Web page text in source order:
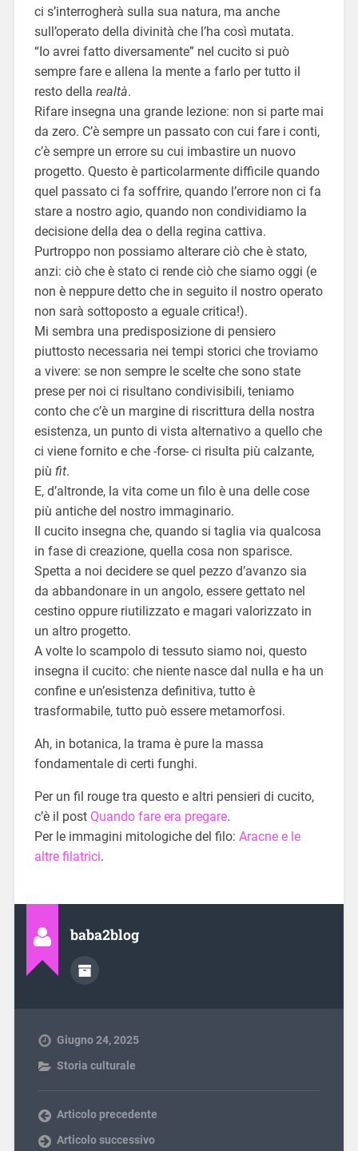
ci s’interrogherà sulla sua natura, ma anche
sull’operato della divinità che l’ha così mutata.
“Io avrei fatto diversamente” nel cucito si può
sempre fare e allena la mente a farlo per tutto il
resto della realtà.
Rifare insegna una grande lezione: non si parte mai
da zero. C’è sempre un passato con cui fare i conti,
c’è sempre un errore su cui imbastire un nuovo
progetto. Questo è particolarmente difficile quando
quel passato ci fa soffrire, quando l’errore non ci fa
stare a nostro agio, quando non condividiamo la
decisione della dea o della regina cattiva.
Purtroppo non possiamo alterare ciò che è stato,
anzi: ciò che è stato ci rende ciò che siamo oggi (e
non è neppure detto che in seguito il nostro operato
non sarà sottoposto a eguale critica!).
Mi sembra una predisposizione di pensiero
piuttosto necessaria nei tempi storici che troviamo
a vivere: se non sempre le scelte che sono state
prese per noi ci risultano condivisibili, teniamo
conto che c’è un margine di riscrittura della nostra
esistenza, un punto di vista alternativo a quello che
ci viene fornito e che -forse- ci risulta più calzante,
più fit.
E, d’altronde, la vita come un filo è una delle cose
più antiche del nostro immaginario.
Il cucito insegna che, quando si taglia via qualcosa
in fase di creazione, quella cosa non sparisce.
Spetta a noi decidere se quel pezzo d’avanzo sia
da abbandonare in un angolo, essere gettato nel
cestino oppure riutilizzato e magari valorizzato in
un altro progetto.
A volte lo scampolo di tessuto siamo noi, questo
insegna il cucito: che niente nasce dal nulla e ha un
confine e un’esistenza definitiva, tutto è
trasformabile, tutto può essere metamorfosi.
Ah, in botanica, la trama è pure la massa
fondamentale di certi funghi.
Per un fil rouge tra questo e altri pensieri di cucito,
c’è il post Quando fare era pregare.
Per le immagini mitologiche del filo: Aracne e le
altre filatrici.
baba2blog
Giugno 24, 2025
Storia culturale
Articolo precedente
Articolo successivo